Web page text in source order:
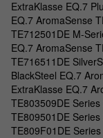
ExtraKlasse EQ.7
EQ.7 AromaSense
TE712501DE M-
EQ.7 AromaSense
TE716511DE
BlackSteel EQ.7
ExtraKlasse EQ.7
TE803509DE
TE809501DE
TE809F01DE